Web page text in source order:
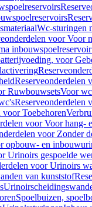
Wc-sturingen
voor Voor
voor
Reserveonderdelen
RuwbouwsetsVoor
Reserveonderdelen
voor Toebehoren
voor Voor hang-
voor Zonder
opbouw- en
Urinoirs gespoelde
voor Urinoirs
van kunststof
Spoelbuizen,